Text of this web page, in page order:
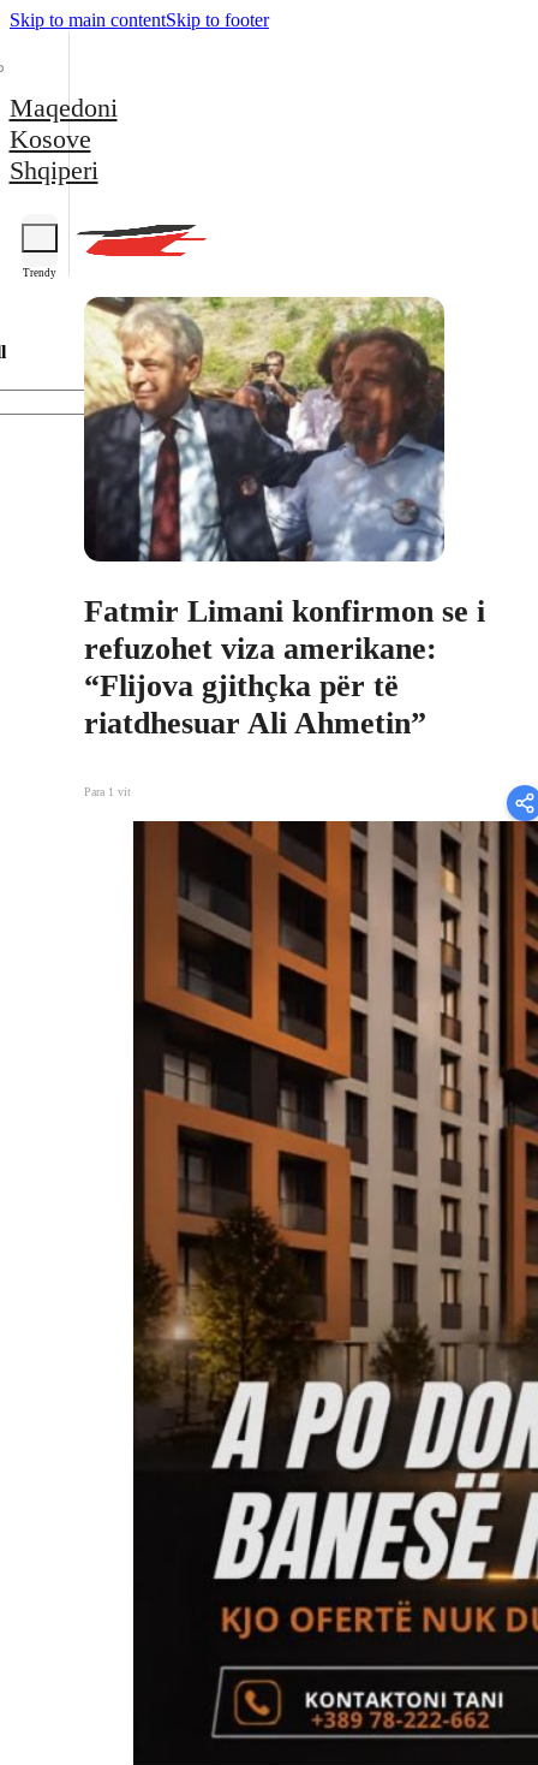
Skip to main contentSkip to footer
Maqedoni
Kosove
Shqiperi
Trendy
Fatmir Limani konfirmon se i
refuzohet viza amerikane:
“Flijova gjithçka për të
riatdhesuar Ali Ahmetin”
Para 1 vit